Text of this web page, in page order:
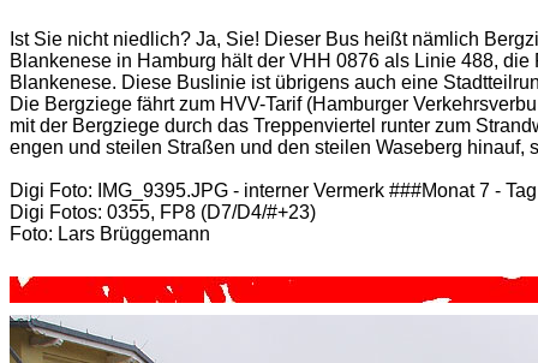
Ist Sie nicht niedlich? Ja, Sie! Dieser Bus heißt nämlich
Blankenese in Hamburg hält der VHH 0876 als Linie 488,
Blankenese. Diese Buslinie ist übrigens auch eine
Die Bergziege fährt zum HVV-Tarif (Hamburger
mit der Bergziege durch das Treppenviertel runter zum
engen und steilen Straßen und den steilen Waseberg hinauf,
Digi Foto: IMG_9395.JPG - interner Vermerk ###Monat 7 -
Digi Fotos: 0355, FP8 (D7/D4/#+23)
Foto: Lars Brüggemann